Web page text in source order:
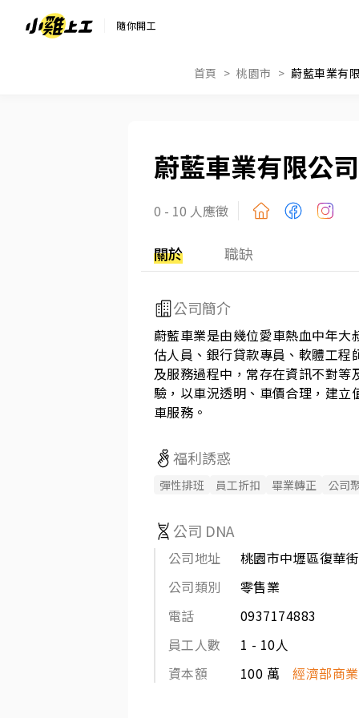
隨你開工
首頁 桃園市 蔚藍車業有
蔚藍車業有限公司
0 - 10 人應徵
關於 職缺
公司簡介
蔚藍車業是由幾位愛車熱血中年
估人員、銀行貸款專員、軟體工
及服務過程中，常存在資訊不對
驗，以車況透明、車價合理，建
車服務。
福利誘惑
彈性排班 員工折扣 畢業轉正 公司
公司 DNA
公司地址
桃園市中壢區復華
公司類別
零售業
電話
0937174883
員工人數
1 - 10人
資本額
100 萬 經濟部商